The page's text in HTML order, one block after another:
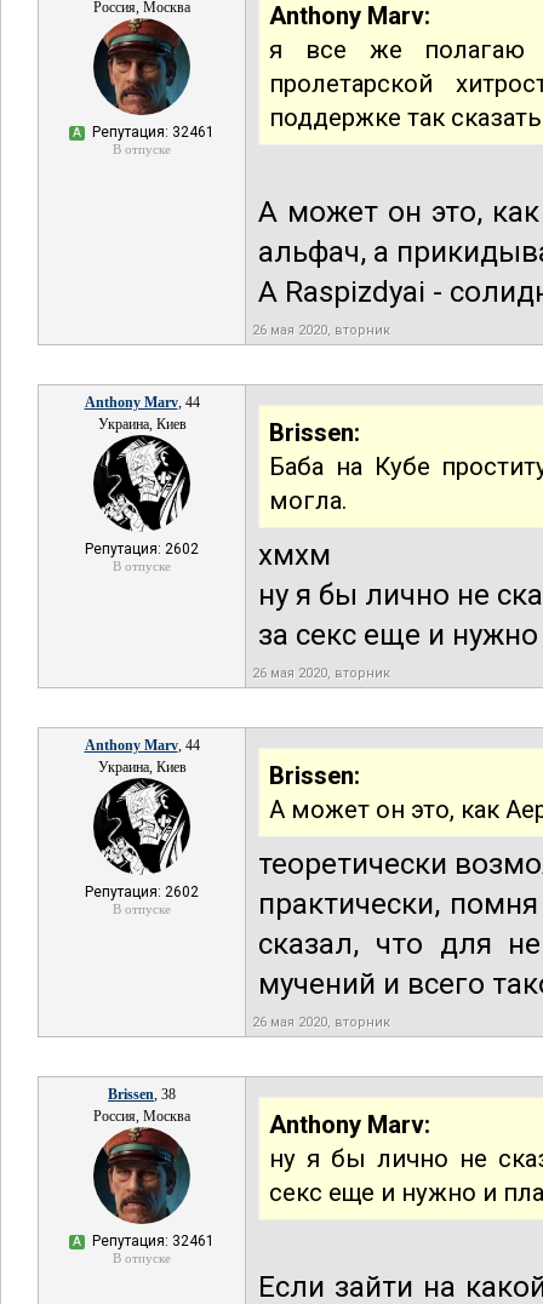
Россия, Москва
А Репутация: 32461
В отпуске
Anthony Marv:
я все же полагаю
пролетарской
поддержке так сказать
А может он это,
альфач, а
А Raspizdyai -
26 мая 2020, вторник
Anthony Marv, 44
Украина, Киев
Репутация: 2602
В отпуске
Brissen:
Баба на Кубе
могла.
хмхм
ну я бы лично не
за секс еще и
26 мая 2020, вторник
Anthony Marv, 44
Украина, Киев
Репутация: 2602
В отпуске
Brissen:
А может он это, как
теоретически
практически,
сказал, что для
мучений и всего
26 мая 2020, вторник
Brissen, 38
Россия, Москва
А Репутация: 32461
В отпуске
Anthony Marv:
ну я бы лично не
секс еще и нужно и
Если зайти на